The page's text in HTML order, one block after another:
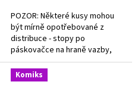
POZOR: Některé kusy mohou
být mírně opotřebované z
distribuce - stopy po
páskovačce na hraně vazby,
mírné naražení apod. Stan Lee a
Gil Kane - celobarevný komiks o
začátcích zeleného vzteklouna.
Komiks